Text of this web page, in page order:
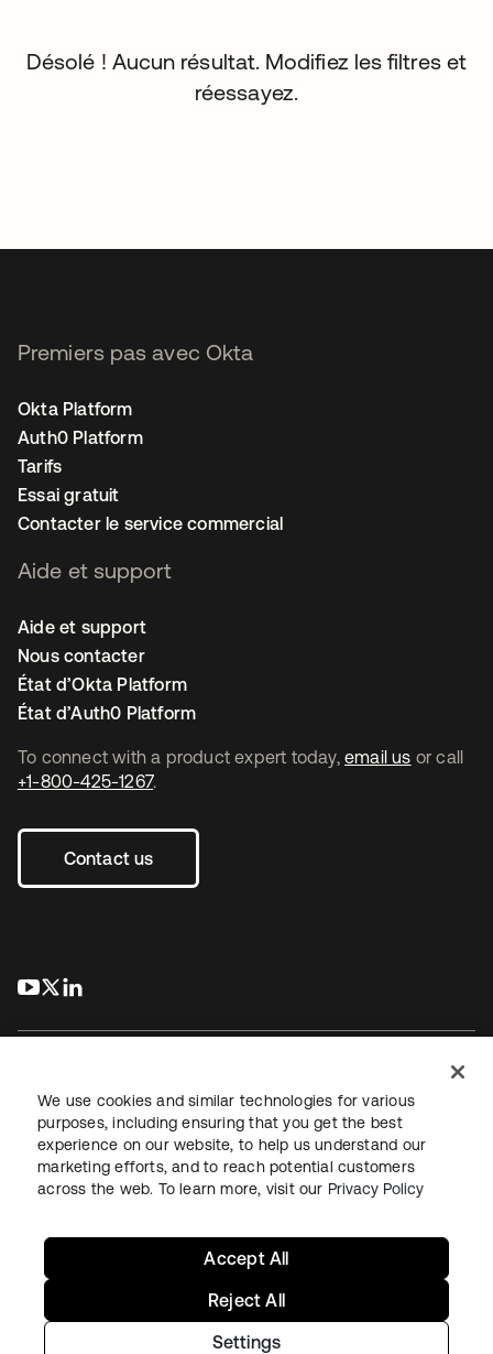
Désolé ! Aucun résultat. Modifiez les filtres et
réessayez.
To connect with a product expert today, email us or call
+1-800-425-1267.
Contact us
s’ouvre dans un nouvel onglet
s’ouvre dans un nouvel onglet
Premiers pas avec Okta
Okta Platform
Auth0 Platform
Tarifs
Essai gratuit
Contacter le service commercial
Aide et support
Aide et support
Nous contacter
État d’Okta Platform
État d’Auth0 Platform
JuridiquePolitique de confidentialité
Conditions d’utilisation du siteSécuritéPlan du site
Paramètres des cookies
We use cookies and similar technologies for various
purposes, including ensuring that you get the best
experience on our website, to help us understand our
marketing efforts, and to reach potential customers
across the web. To learn more, visit our Privacy Policy
Settings
Reject All
Accept All